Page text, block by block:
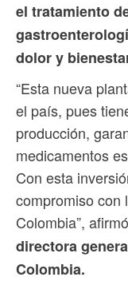
el tratamiento
dolor y
“Esta nueva
el país, pues
producción,
medicamentos
Con esta
compromiso con
Colombia”, afirmó
directora
Colombia.